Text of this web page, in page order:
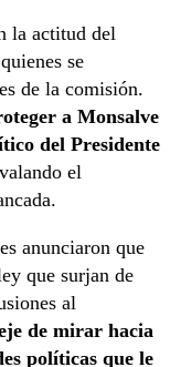
la actitud del
se
de la comisión.
a Monsalve
del Presidente
el
anunciaron que
que surjan de
al
de mirar hacia
políticas que le